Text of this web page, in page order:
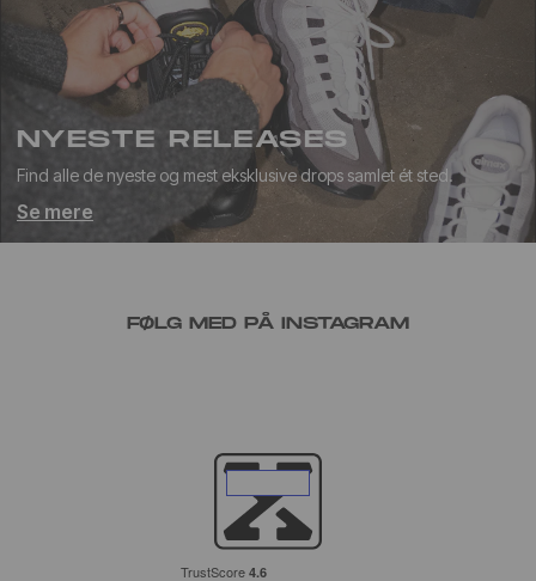
NYESTE RELEASES
Find alle de nyeste og mest eksklusive drops samlet ét sted.
Se mere
FØLG MED PÅ INSTAGRAM